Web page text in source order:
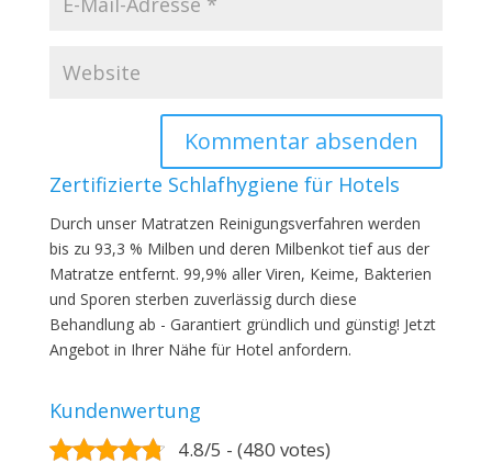
Zertifizierte Schlafhygiene für Hotels
Durch unser Matratzen Reinigungsverfahren werden
bis zu 93,3 % Milben und deren Milbenkot tief aus der
Matratze entfernt. 99,9% aller Viren, Keime, Bakterien
und Sporen sterben zuverlässig durch diese
Behandlung ab - Garantiert gründlich und günstig! Jetzt
Angebot in Ihrer Nähe für Hotel anfordern.
Kundenwertung
4.8/5 - (480 votes)